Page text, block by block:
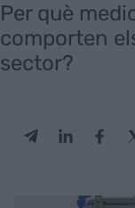
Per què
comporten
sector?